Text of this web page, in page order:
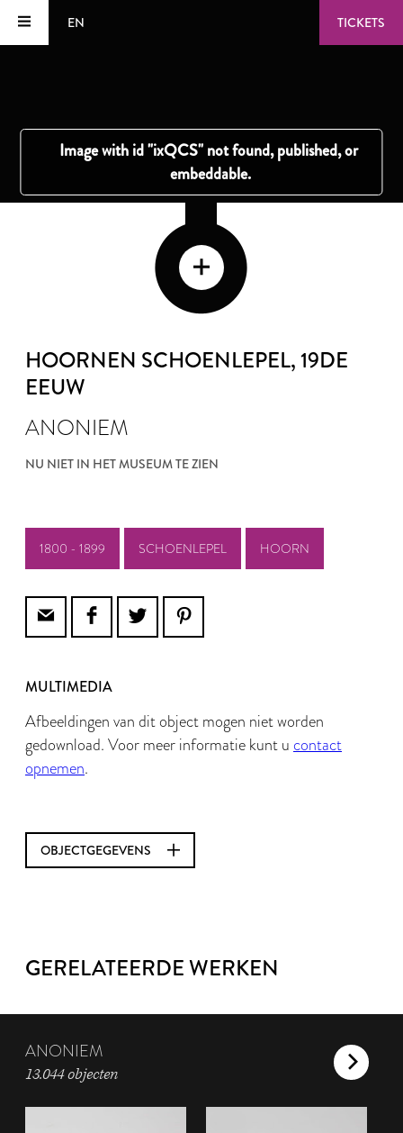
EN TICKETS
HOORNEN SCHOENLEPEL, 19DE
EEUW
ANONIEM
NU NIET IN HET MUSEUM TE ZIEN
1800 - 1899 SCHOENLEPEL HOORN
MULTIMEDIA
Afbeeldingen van dit object mogen niet worden
gedownload. Voor meer informatie kunt u contact
opnemen.
OBJECTGEGEVENS
GERELATEERDE WERKEN
ANONIEM
13.044 objecten